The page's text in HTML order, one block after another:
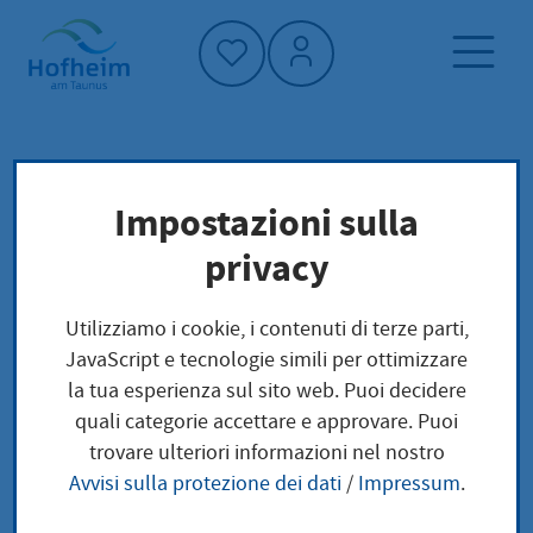
Home"
Pagina iniziale
Trova servizi
Preoccupazioni locali
Steuerfreibeträge Eintragung für
Steuerfreibeträge
Eintragung für
Impostazioni sulla
privacy
Utilizziamo i cookie, i contenuti di terze parti,
JavaScript e tecnologie simili per ottimizzare
la tua esperienza sul sito web. Puoi decidere
quali categorie accettare e approvare. Puoi
trovare ulteriori informazioni nel nostro
Avvisi sulla protezione dei dati/ Impressum.